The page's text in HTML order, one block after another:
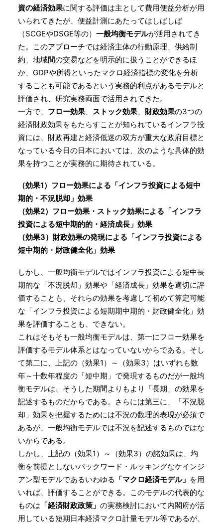
資の経済効果に関する評価は主として費用便益分析が用
いられてきたが、便益計測にあたってはしばしば
（SCGEやDSGE等の） 一般均衡モデルが活用されてき
た。このアプローチでは経済主体の行動原理、供給制
約、地域間の交易などを明示的に扱うことができるほ
か、GDPや所得といったマクロ経済指標の変化を分析
することも可能であるという実務的利点があるモデルと
評価され、研究実務両面で活用されてきた。
一方で、 フロー効果、 ストック効果、 財政効果の3つの
経済財政効果をもたらすことが知られているインフラ投
資には、財政再建と経済低迷の双方が重大な政府目標と
なっている今日の日本においては、次のような具体的効
果を持つことが実務的に期待されている。
（効果1）フロー効果による「インフラ投資による短中
期的・不況脱却」効果
（効果2）フロー効果・ストック効果による「インフラ
投資による短中期的的・経済成長」効果
（効果3）財政効果の発現による「インフラ投資による
短中期的・財政健全化」効果
しかし、一般均衡モデルではインフラ投資による短中長
期的な「不況脱却」効果や「経済成長」効果を適切に評
価することも、それらの効果を考慮して初めて算定可能
な「インフラ投資による短期期中期的・財政健全化」効
果を評価することも、できない。
これはそもそも一般均衡モデルは、第一にフロー効果を
評価するモデル体系とはなっていないからである。そし
て第二に、上記の（効果1）～（効果3）はいずれも数
年～十数年程度の「短中期」で発現するものだが一般均
衡モデルは、そうした期間よりもより「長期」の効果を
記述するものだからである。さらには第三に、「不況脱
却」効果を把握するためには不況の数理的表現が必須で
あるが、一般均衡モデルでは不況を記述するものではな
いからである。
しかし、上記の（効果1）～（効果3）の諸効果は、均
衡を前提としないバックワード・ルッキングなケインジ
アン型モデルであるいわゆる 「マクロ経済モデル」 を用
いれば、評価することができる。このモデルの代表的な
ものは 「経済財政政策」 の実務検討において内閣府が活
用している短期日本経済マクロ計量モデル等であるが、